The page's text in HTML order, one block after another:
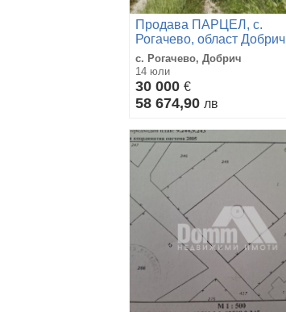
Продава ПАРЦЕЛ, с.
Рогачево, област Добрич
с. Рогачево, Добрич
14 юли
30 000 €
58 674,90 лв